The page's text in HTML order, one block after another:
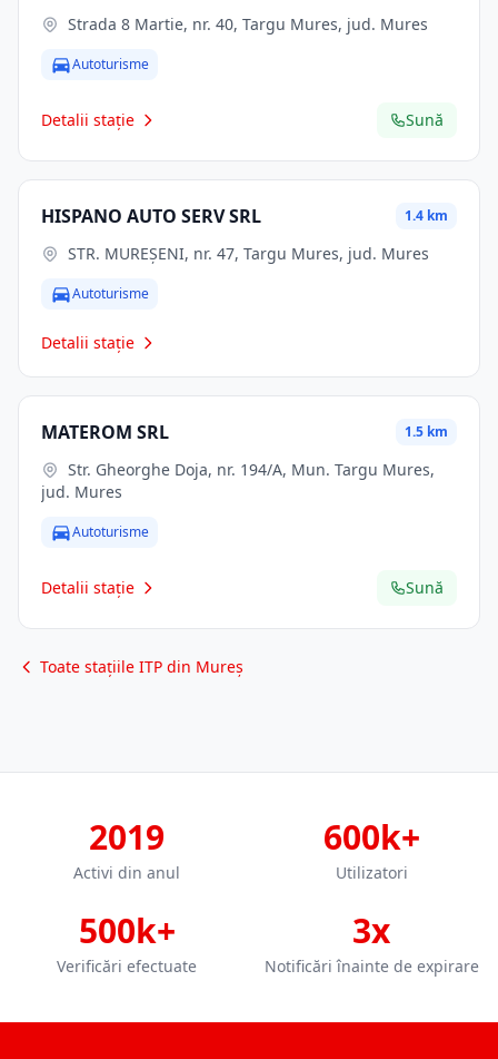
Strada 8 Martie, nr. 40, Targu Mures, jud. Mures
Autoturisme
Detalii stație Sună
HISPANO AUTO SERV SRL 1.4 km
STR. MUREŞENI, nr. 47, Targu Mures, jud. Mures
Autoturisme
Detalii stație
MATEROM SRL 1.5 km
jud. Mures
Autoturisme
Detalii stație Sună
Toate stațiile ITP din Mureș
2019
Activi din anul
600k+
Utilizatori
500k+
Verificări efectuate
3x
Notificări înainte de expirare